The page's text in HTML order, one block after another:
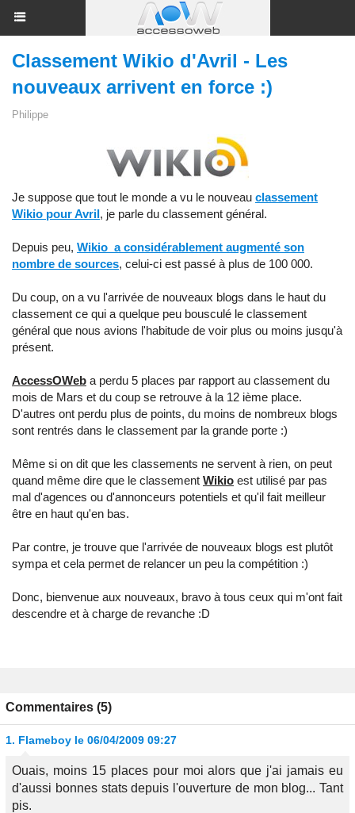
Classement Wikio d'Avril - Les
nouveaux arrivent en force :)
Philippe
Je suppose que tout le monde a vu le nouveau classement
Wikio pour Avril, je parle du classement général.
Depuis peu, Wikio a considérablement augmenté son
nombre de sources, celui-ci est passé à plus de 100 000.
Du coup, on a vu l'arrivée de nouveaux blogs dans le haut du
classement ce qui a quelque peu bousculé le classement
général que nous avions l'habitude de voir plus ou moins jusqu'à
présent.
AccessOWeb a perdu 5 places par rapport au classement du
mois de Mars et du coup se retrouve à la 12 ième place.
D'autres ont perdu plus de points, du moins de nombreux blogs
sont rentrés dans le classement par la grande porte :)
Même si on dit que les classements ne servent à rien, on peut
quand même dire que le classement Wikio est utilisé par pas
mal d'agences ou d'annonceurs potentiels et qu'il fait meilleur
être en haut qu'en bas.
Par contre, je trouve que l'arrivée de nouveaux blogs est plutôt
sympa et cela permet de relancer un peu la compétition :)
Donc, bienvenue aux nouveaux, bravo à tous ceux qui m'ont fait
descendre et à charge de revanche :D
Commentaires (5)
1. Flameboy le 06/04/2009 09:27
Ouais, moins 15 places pour moi alors que j'ai jamais eu
d'aussi bonnes stats depuis l'ouverture de mon blog... Tant
pis.